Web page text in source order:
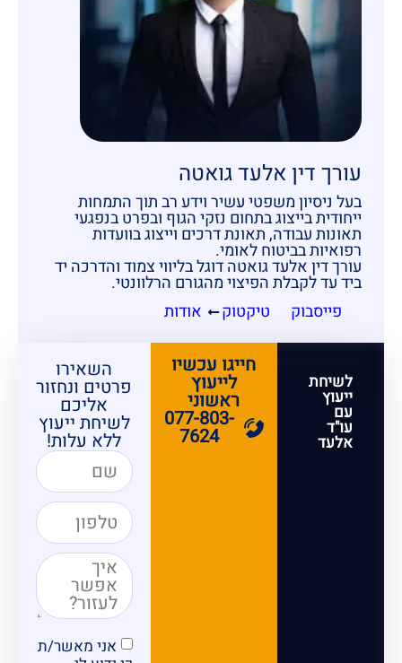
עורך דין אלעד גואטה
בעל ניסיון משפטי עשיר וידע רב תוך התמחות
ייחודית בייצוג בתחום נזקי הגוף ובפרט בנפגעי
תאונות עבודה, תאונת דרכים וייצוג בוועדות
רפואיות בביטוח לאומי.
עורך דין אלעד גואטה דוגל בליווי צמוד והדרכה יד
ביד עד לקבלת הפיצוי מהגורם הרלוונטי.
פייסבוק
טיקטוק אודות
לשיחת
ייעוץ
עם
עו"ד
אלעד
חייגו עכשיו
לייעוץ
ראשוני
077-803-
7624
השאירו
פרטים ונחזור
אליכם
לשיחת ייעוץ
ללא עלות!
אני מאשר/ת